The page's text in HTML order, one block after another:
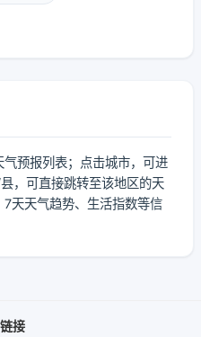
预报列表；点击城市，可进
，可直接跳转至该地区的天
天天气趋势、生活指数等信
接